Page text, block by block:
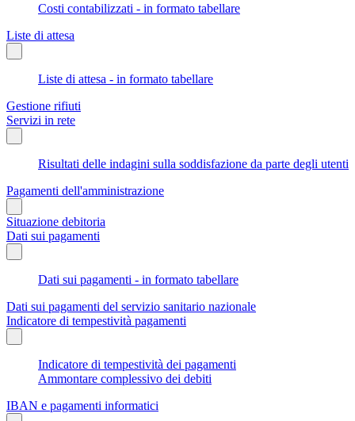
Costi contabilizzati - in formato tabellare
Liste di attesa
Liste di attesa - in formato tabellare
Gestione rifiuti
Servizi in rete
Risultati delle indagini sulla soddisfazione da parte degli utenti
Pagamenti dell'amministrazione
Situazione debitoria
Dati sui pagamenti
Dati sui pagamenti - in formato tabellare
Dati sui pagamenti del servizio sanitario nazionale
Indicatore di tempestività pagamenti
Indicatore di tempestività dei pagamenti
Ammontare complessivo dei debiti
IBAN e pagamenti informatici